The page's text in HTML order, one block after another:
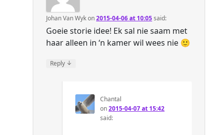
Johan Van Wykon2015-04-06 at 10:05said:
Goeie storie idee! Ek sal nie saam met
haar alleen in ‘n kamer wil wees nie 🙂
Reply ↓
Chantal
on2015-04-07 at 15:42
said: